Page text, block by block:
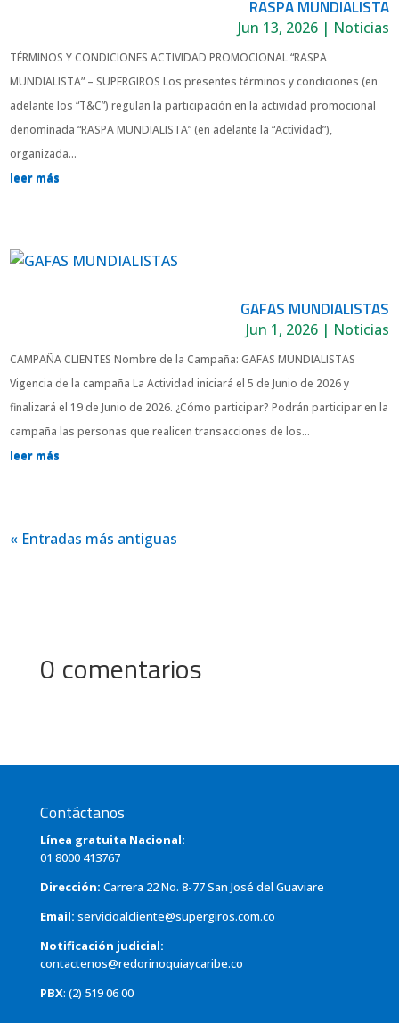
RASPA MUNDIALISTA
Jun 13, 2026| Noticias
TÉRMINOS Y CONDICIONES ACTIVIDAD PROMOCIONAL “RASPA
MUNDIALISTA” – SUPERGIROS Los presentes términos y condiciones (en
adelante los “T&C”) regulan la participación en la actividad promocional
denominada “RASPA MUNDIALISTA” (en adelante la “Actividad”),
organizada...
leer más
GAFAS MUNDIALISTAS
Jun 1, 2026| Noticias
CAMPAÑA CLIENTES Nombre de la Campaña: GAFAS MUNDIALISTAS
Vigencia de la campaña La Actividad iniciará el 5 de Junio de 2026 y
finalizará el 19 de Junio de 2026. ¿Cómo participar? Podrán participar en la
campaña las personas que realicen transacciones de los...
leer más
« Entradas más antiguas
0 comentarios
Contáctanos
Línea gratuita Nacional:
01 8000 413767
Dirección: Carrera 22 No. 8-77 San José del Guaviare
Email: servicioalcliente@supergiros.com.co
Notificación judicial:
contactenos@redorinoquiaycaribe.co
PBX: (2) 519 06 00